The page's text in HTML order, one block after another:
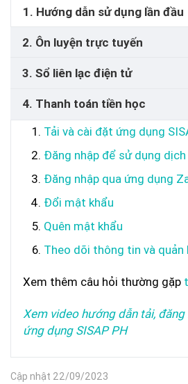
1. Hướng dẫn sử dụng lần đầu
2. Ôn luyện trực tuyến
3. Sổ liên lạc điện tử
4. Thanh toán tiền học
Tải và cài đặt ứng dụng
Đăng nhập để sử dụng dịch
Đăng nhập qua ứng dụng
Đổi mật khẩu
Quên mật khẩu
Theo dõi thông tin và quản
Xem thêm câu hỏi thường gặp
Xem video hướng dẫn tải, đăng
ứng dụng SISAP PH
Cập nhật 22/09/2023